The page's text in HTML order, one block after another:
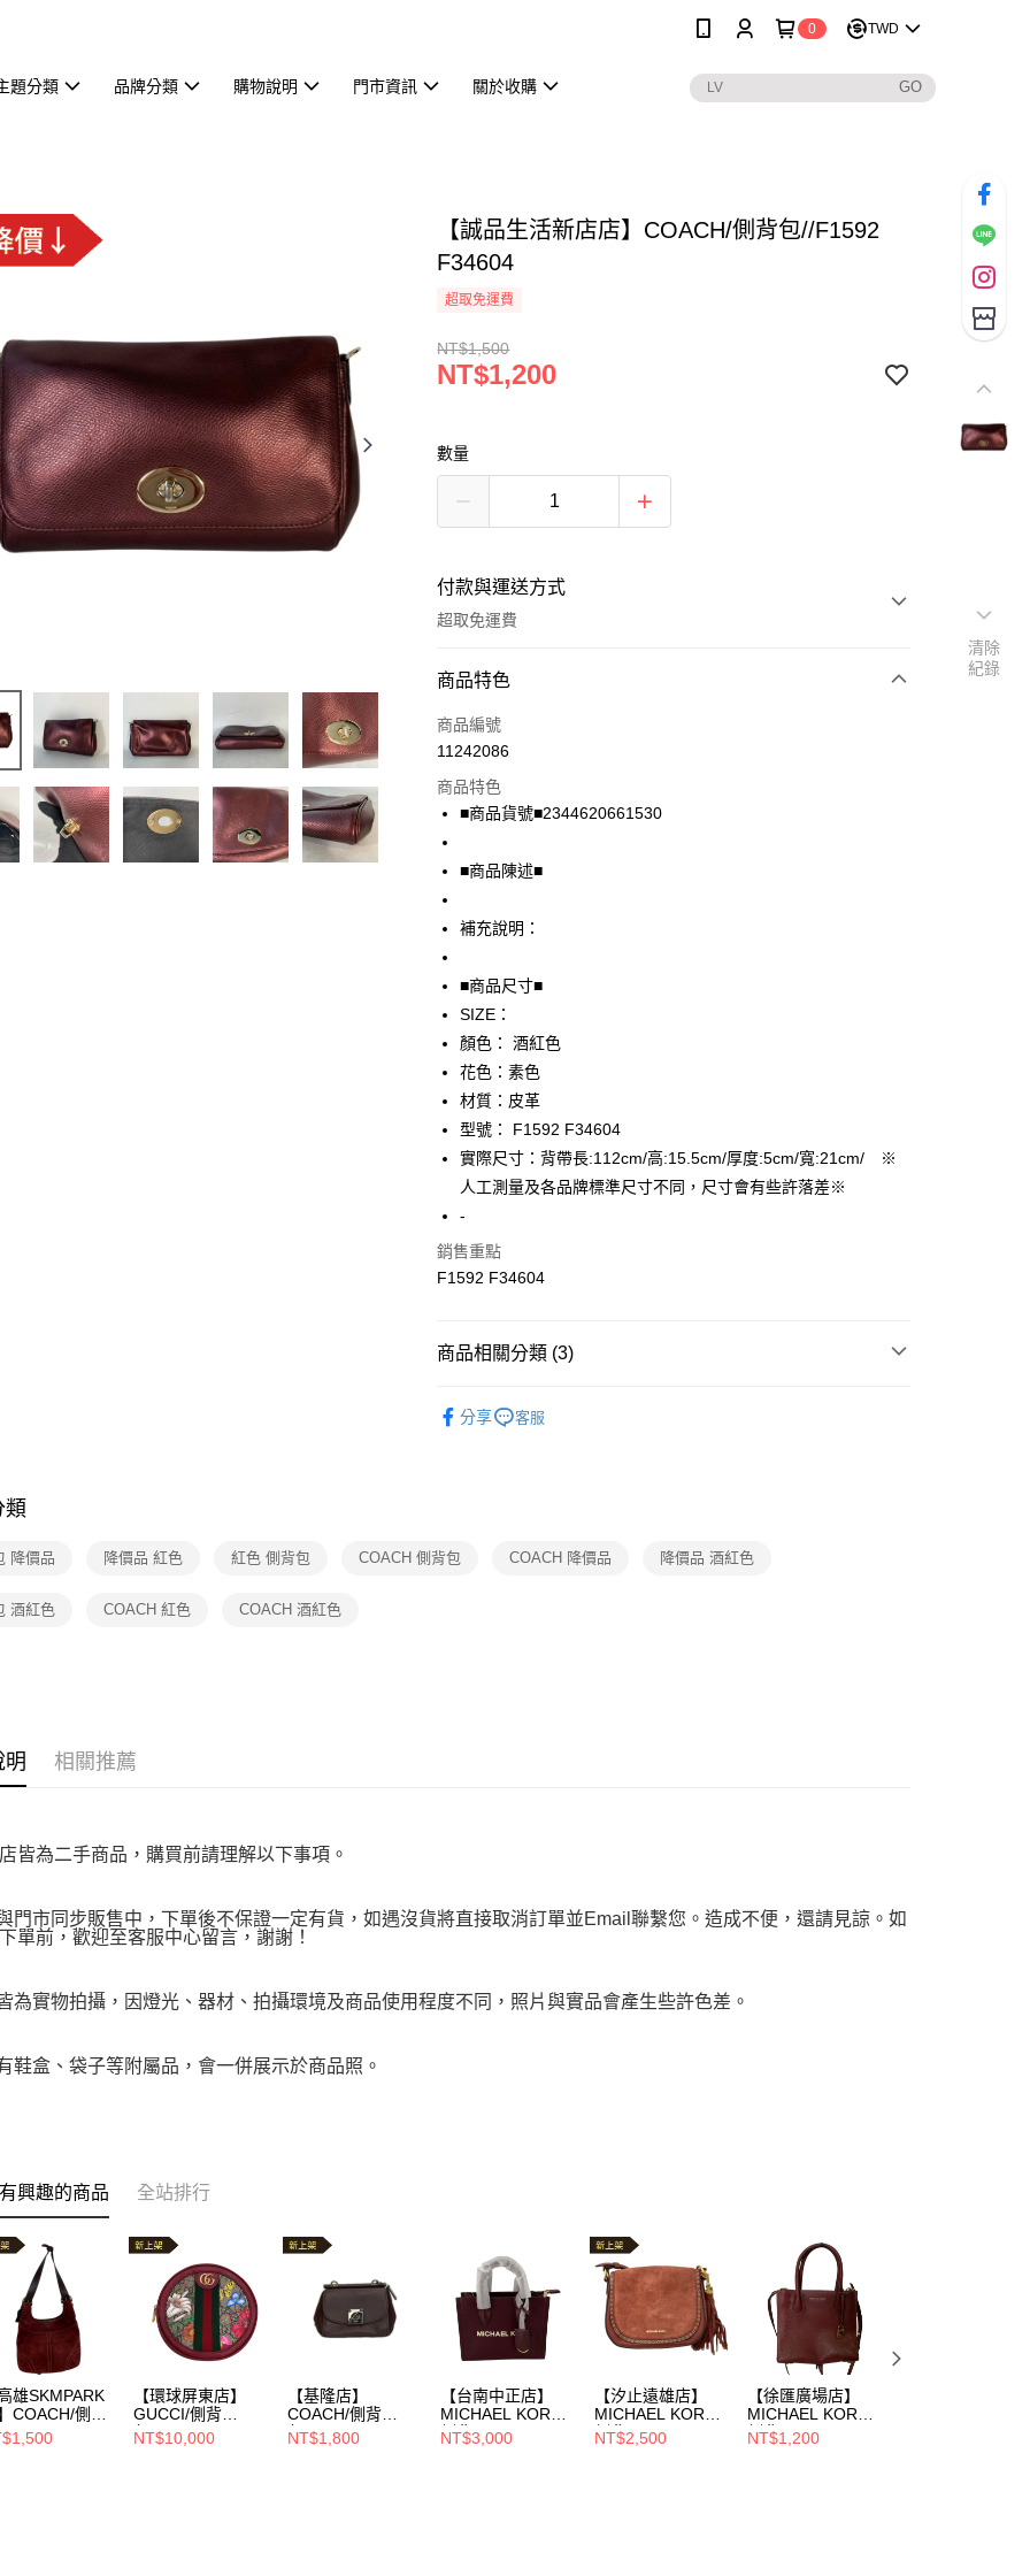
0 TWD
題分類 品牌分類 購物說明 門市資訊 關於收購
【誠品生活新店店】COACH/側背包//F1592
F34604
超取免運費
NT$1,500
NT$1,200
數量
付款與運送方式
超取免運費
付款方式
信用卡一次付款
LINE Pay
Apple Pay
悠遊付
全盈+PAY
AFTEE先享後付
相關說明
【關於「AFTEE先享後付」】
AFTEE先享後付是「在收到商品之後才付款」的支付方式。 讓您購物簡單
便利好安心！
１．簡單：不需註冊會員、不需綁卡、不需儲值。
２．便利：只要手機號碼，簡訊認證，即可結帳。
【「AFTEE先享後付」結帳流程】
付」結帳頁面，進行簡訊認證並確認金額後，即可完成結帳。
２．訂單成立數日內，您將收到繳費通知簡訊。
絡購買商品的店家。未經商家同意取消之訂單仍視為有效，需透過AFTEE
是否繳費成功／繳費後需取消欲退款等相關疑問，請聯繫「AFTEE先享後
２．關於個人資料處理事宜，請瀏覽以下網址：
運送方式
全家取貨付款
免運費
免運費
免運費
商品特色
商品編號
11242086
商品特色
■商品貨號■2344620661530
■商品陳述■
補充說明：
■商品尺寸■
SIZE：
顏色： 酒紅色
花色：素色
材質：皮革
型號： F1592 F34604
實際尺寸：背帶長:112cm/高:15.5cm/厚度:5cm/寬:21cm/ ※
人工測量及各品牌標準尺寸不同，尺寸會有些許落差※
-
銷售重點
F1592 F34604
商品相關分類 (3)
分享 客服
類
降價品 降價品 紅色 紅色 側背包 COACH 側背包 COACH 降價品 降價品 酒紅色
酒紅色 COACH 紅色 COACH 酒紅色
明 相關推薦
皆為二手商品，購買前請理解以下事項。
門市同步販售中，下單後不保證一定有貨，如遇沒貨將直接取消訂單並Email聯繫您。造成不便，還請見諒。如
單前，歡迎至客服中心留言，謝謝！
為實物拍攝，因燈光、器材、拍攝環境及商品使用程度不同，照片與實品會產生些許色差。
鞋盒、袋子等附屬品，會一併展示於商品照。
興趣的商品 全站排行
雄SKMPARK
COACH/側背
9506
【環球屏東店】
GUCCI/側背
包//598661 92ybc
8722
NT$10,000
【基隆店】
COACH/側背
包//G1881-59048
NT$1,800
【台南中正店】
MICHAEL KORS/
側背
包//35S4G7ZC5L
NT$3,000
【汐止遠雄店】
MICHAEL KORS/
側背
包//30F6ABNM2S
NT$2,500
【徐匯廣場店】
MICHAEL KORS/
側背
包//30F6GM9M2L
NT$1,200
清除
紀錄